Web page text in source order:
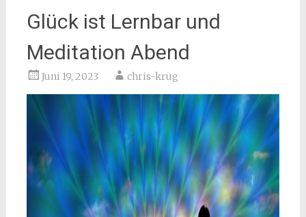
Glück ist Lernbar und
Meditation Abend
Juni 19, 2023 chris-krug